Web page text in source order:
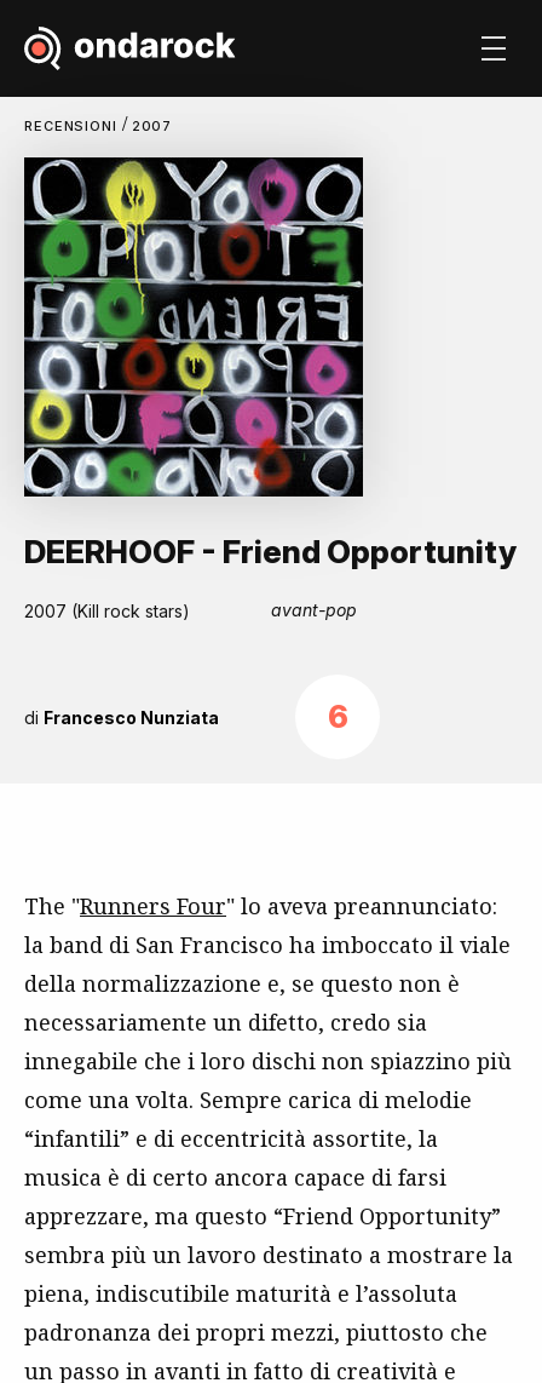
RECENSIONI / 2007
DEERHOOF - Friend Opportunity
2007 (Kill rock stars) avant-pop
di Francesco Nunziata 6
The "Runners Four" lo aveva preannunciato:
la band di San Francisco ha imboccato il viale
della normalizzazione e, se questo non è
necessariamente un difetto, credo sia
innegabile che i loro dischi non spiazzino più
come una volta. Sempre carica di melodie
“infantili” e di eccentricità assortite, la
musica è di certo ancora capace di farsi
apprezzare, ma questo “Friend Opportunity”
sembra più un lavoro destinato a mostrare la
piena, indiscutibile maturità e l’assoluta
padronanza dei propri mezzi, piuttosto che
un passo in avanti in fatto di creatività e